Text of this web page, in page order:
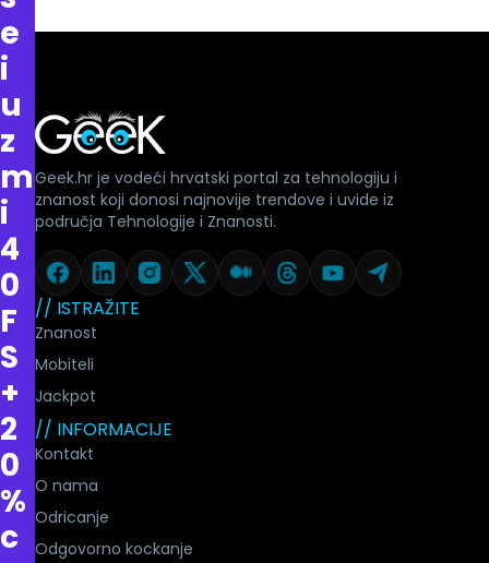
e
i
u
z
m
i
4
0
F
S
+
2
0
%
c
// ISTRAŽITE
Znanost
Mobiteli
Jackpot
// INFORMACIJE
Kontakt
O nama
Odricanje
Odgovorno kockanje
Geek.hr je vodeći hrvatski portal za tehnologiju i
znanost koji donosi najnovije trendove i uvide iz
područja Tehnologije i Znanosti.